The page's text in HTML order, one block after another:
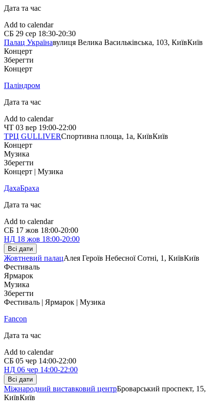
Дата та час
Add to calendar
СБ 29 сер 18:30-20:30
Палац Українавулиця Велика Васильківська, 103, КиївКиїв
Концерт
Зберегти
Концерт
Паліндром
Дата та час
Add to calendar
ЧТ 03 вер 19:00-22:00
ТРЦ GULLIVERСпортивна площа, 1a, КиївКиїв
Концерт
Музика
Зберегти
Концерт | Музика
ДахаБраха
Дата та час
Add to calendar
СБ 17 жов 18:00-20:00
НД 18 жов 18:00-20:00
Всі дати
Жовтневий палацАлея Героїв Небесної Сотні, 1, КиївКиїв
Фестиваль
Ярмарок
Музика
Зберегти
Фестиваль | Ярмарок | Музика
Fancon
Дата та час
Add to calendar
СБ 05 чер 14:00-22:00
НД 06 чер 14:00-22:00
Всі дати
Міжнародний виставковий центрБроварський проспект, 15,
КиївКиїв